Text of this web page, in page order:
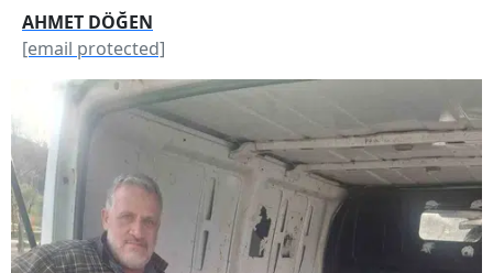
AHMET DÖĞEN
[email protected]